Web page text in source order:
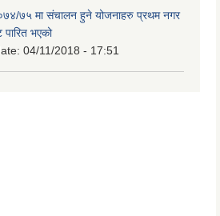
७५ मा संचालन हुने योजनाहरु प्रथम नगर
पारित भएको
04/11/2018 - 17:51